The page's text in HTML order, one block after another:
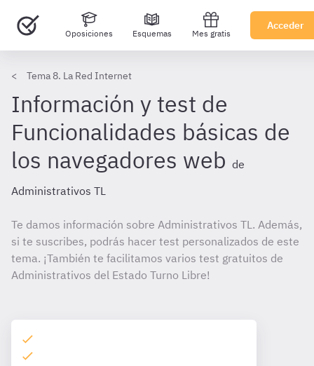
Oposiciones Esquemas Mes gratis
Acceder
Tema 8. La Red Internet
Información y test de
Funcionalidades básicas de
los navegadores web de
Administrativos TL
Te damos información sobre Administrativos TL. Además,
si te suscribes, podrás hacer test personalizados de este
tema. ¡También te facilitamos varios test gratuitos de
Administrativos del Estado Turno Libre!